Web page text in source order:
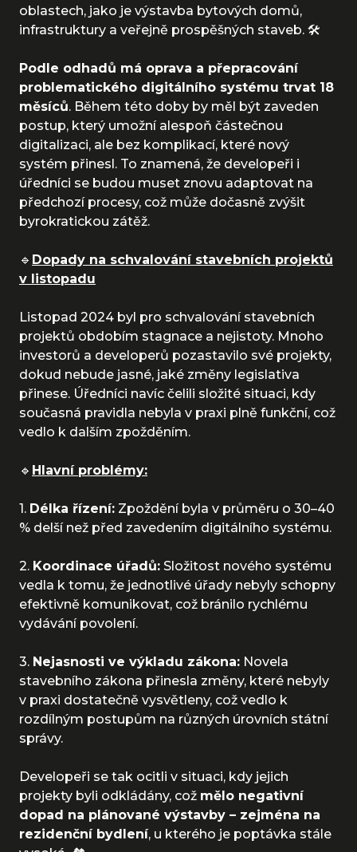
oblastech, jako je výstavba bytových domů,
infrastruktury a veřejně prospěšných staveb. 🛠️
Podle odhadů má oprava a přepracování
problematického digitálního systému trvat 18
měsíců. Během této doby by měl být zaveden
postup, který umožní alespoň částečnou
digitalizaci, ale bez komplikací, které nový
systém přinesl. To znamená, že developeři i
úředníci se budou muset znovu adaptovat na
předchozí procesy, což může dočasně zvýšit
byrokratickou zátěž.
🔹 Dopady na schvalování stavebních projektů
v listopadu
Listopad 2024 byl pro schvalování stavebních
projektů obdobím stagnace a nejistoty. Mnoho
investorů a developerů pozastavilo své projekty,
dokud nebude jasné, jaké změny legislativa
přinese. Úředníci navíc čelili složité situaci, kdy
současná pravidla nebyla v praxi plně funkční, což
vedlo k dalším zpožděním.
🔹 Hlavní problémy:
1. Délka řízení: Zpoždění byla v průměru o 30–40
% delší než před zavedením digitálního systému.
2. Koordinace úřadů: Složitost nového systému
vedla k tomu, že jednotlivé úřady nebyly schopny
efektivně komunikovat, což bránilo rychlému
vydávání povolení.
3. Nejasnosti ve výkladu zákona: Novela
stavebního zákona přinesla změny, které nebyly
v praxi dostatečně vysvětleny, což vedlo k
rozdílným postupům na různých úrovních státní
správy.
Developeři se tak ocitli v situaci, kdy jejich
projekty byli odkládány, což mělo negativní
dopad na plánované výstavby – zejména na
rezidenční bydlení, u kterého je poptávka stále